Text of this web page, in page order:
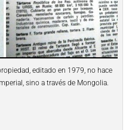
editado en 1979, no hace
sino a través de Mongolia.